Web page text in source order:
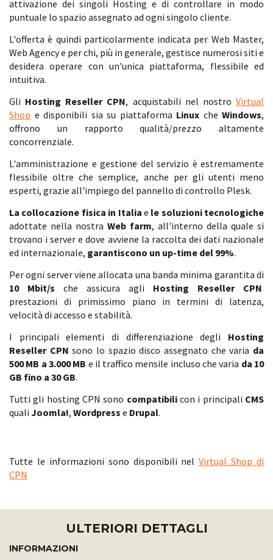
attivazione dei singoli Hosting e di controllare in modo
puntuale lo spazio assegnato ad ogni singolo cliente.
L'offerta è quindi particolarmente indicata per Web Master,
Web Agency e per chi, più in generale, gestisce numerosi siti e
desidera operare con un'unica piattaforma, flessibile ed
intuitiva.
Gli Hosting Reseller CPN, acquistabili nel nostroVirtual
Shop e disponibili sia su piattaforma Linux che Windows,
offrono un rapporto qualità/prezzo altamente
concorrenziale.
L'amministrazione e gestione del servizio è estremamente
flessibile oltre che semplice, anche per gli utenti meno
esperti, grazie all'impiego del pannello di controllo Plesk.
La collocazione fisica in Italia e le soluzioni tecnologiche
adottate nella nostra Web farm, all'interno della quale si
trovano i server e dove avviene la raccolta dei dati nazionale
ed internazionale, garantiscono un up-time del 99%.
Per ogni server viene allocata una banda minima garantita di
10 Mbit/s che assicura agli Hosting Reseller CPN
prestazioni di primissimo piano in termini di latenza,
velocità di accesso e stabilità.
I principali elementi di differenziazione degli Hosting
Reseller CPN sono lo spazio disco assegnato che varia da
500 MB a 3.000 MB e il traffico mensile incluso che varia da 10
GB fino a 30 GB.
Tutti gli hosting CPN sono compatibilicon i principali CMS
quali Joomla!, Wordpress e Drupal.
Tutte le informazioni sono disponibili nelVirtual Shop di
CPN
ULTERIORI DETTAGLI
INFORMAZIONI